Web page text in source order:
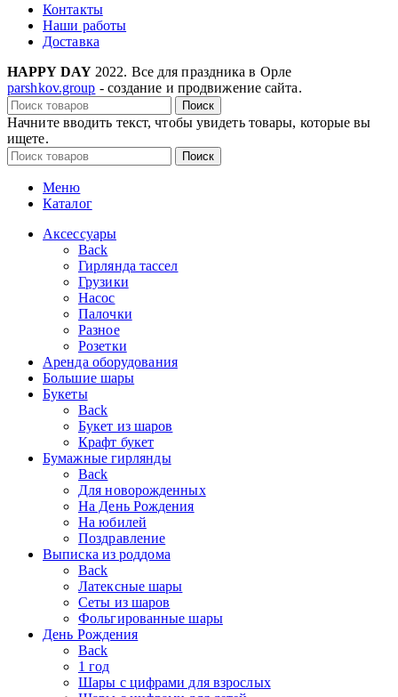
Контакты
Наши работы
Доставка
HAPPY DAY 2022. Все для праздника в Орле
parshkov.group - создание и продвижение сайта.
Поиск
Начните вводить текст, чтобы увидеть товары, которые вы
ищете.
Поиск
Меню
Каталог
Аксессуары
Back
Гирлянда тассел
Грузики
Насос
Палочки
Разное
Розетки
Аренда оборудования
Большие шары
Букеты
Back
Букет из шаров
Крафт букет
Бумажные гирлянды
Back
Для новорожденных
На День Рождения
На юбилей
Поздравление
Выписка из роддома
Back
Латексные шары
Сеты из шаров
Фольгированные шары
День Рождения
Back
1 год
Шары с цифрами для взрослых